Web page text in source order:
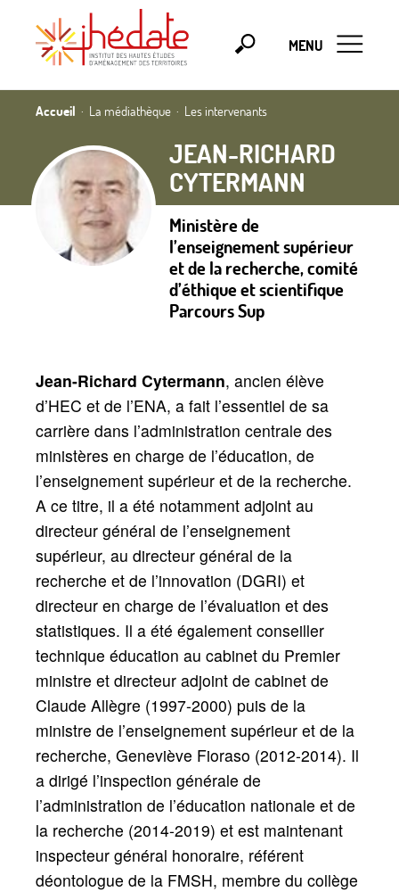
MENU
Accueil La médiathèque Les intervenants
JEAN-RICHARD
CYTERMANN
Ministère de
l’enseignement supérieur
et de la recherche, comité
d’éthique et scientifique
Parcours Sup
Jean-Richard Cytermann, ancien élève
d’HEC et de l’ENA, a fait l’essentiel de sa
carrière dans l’administration centrale des
ministères en charge de l’éducation, de
l’enseignement supérieur et de la recherche.
A ce titre, il a été notamment adjoint au
directeur général de l’enseignement
supérieur, au directeur général de la
recherche et de l’innovation (DGRI) et
directeur en charge de l’évaluation et des
statistiques. Il a été également conseiller
technique éducation au cabinet du Premier
ministre et directeur adjoint de cabinet de
Claude Allègre (1997-2000) puis de la
ministre de l’enseignement supérieur et de la
recherche, Geneviève Fioraso (2012-2014). Il
a dirigé l’inspection générale de
l’administration de l’éducation nationale et de
la recherche (2014-2019) et est maintenant
inspecteur général honoraire, référent
déontologue de la FMSH, membre du collège